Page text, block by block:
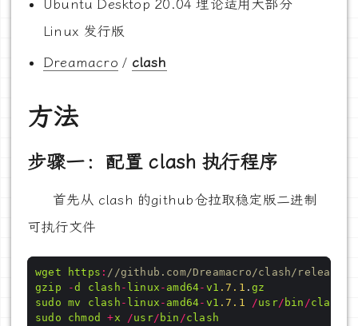
Ubuntu Desktop 20.04 理论适用大部分
Linux 发行版
Dreamacro / clash
方法
步骤一：配置 clash 执行程序
首先从 clash 的github仓拉取稳定版二进制
可执行文件
wget https : //github.com/Dreamacro/clash/
gzip
-d clash - linux - amd64- v1 .7 .1 . gz
sudo
mv clash - linux - amd64- v1 .7 .1 /usr/ bin /clash
sudo
chmod +x /usr/ bin /clash